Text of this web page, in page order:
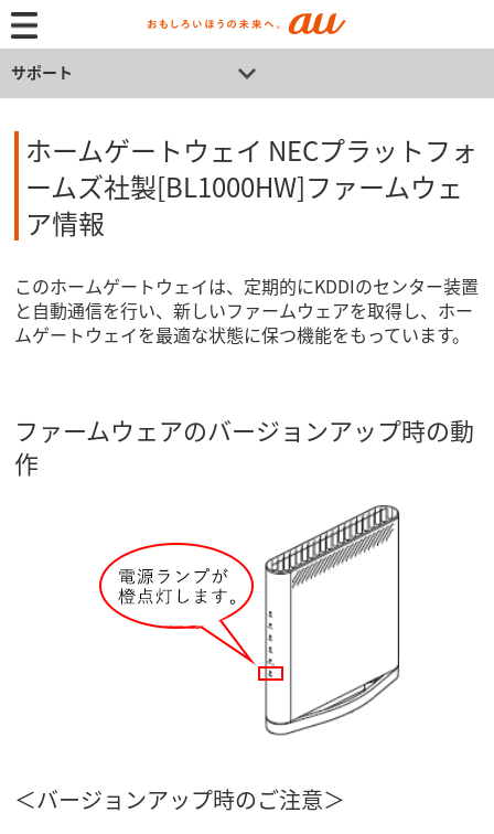
サポート
ホームゲートウェイ NECプラットフォ
ームズ社製[BL1000HW]ファームウェ
ア情報
このホームゲートウェイは、定期的にKDDIのセンター装置
と自動通信を行い、新しいファームウェアを取得し、ホー
ムゲートウェイを最適な状態に保つ機能をもっています。
ファームウェアのバージョンアップ時の動
作
＜バージョンアップ時のご注意＞